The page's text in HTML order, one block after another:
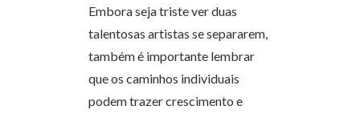
Embora seja triste ver duas
talentosas artistas se separarem,
também é importante lembrar
que os caminhos individuais
podem trazer crescimento e